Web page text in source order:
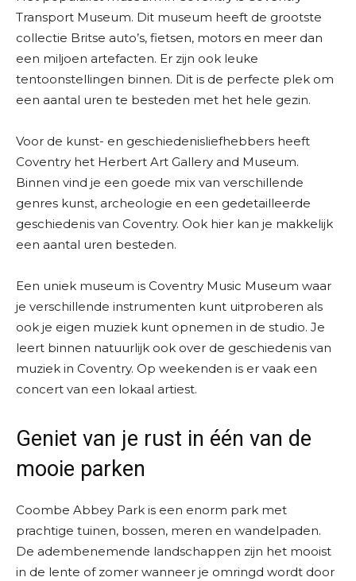
Transport Museum. Dit museum heeft de grootste
collectie Britse auto’s, fietsen, motors en meer dan
een miljoen artefacten. Er zijn ook leuke
tentoonstellingen binnen. Dit is de perfecte plek om
een aantal uren te besteden met het hele gezin.
Voor de kunst- en geschiedenisliefhebbers heeft
Coventry het Herbert Art Gallery and Museum.
Binnen vind je een goede mix van verschillende
genres kunst, archeologie en een gedetailleerde
geschiedenis van Coventry. Ook hier kan je makkelijk
een aantal uren besteden.
Een uniek museum is Coventry Music Museum waar
je verschillende instrumenten kunt uitproberen als
ook je eigen muziek kunt opnemen in de studio. Je
leert binnen natuurlijk ook over de geschiedenis van
muziek in Coventry. Op weekenden is er vaak een
concert van een lokaal artiest.
Geniet van je rust in één van de
mooie parken
Coombe Abbey Park is een enorm park met
prachtige tuinen, bossen, meren en wandelpaden.
De adembenemende landschappen zijn het mooist
in de lente of zomer wanneer je omringd wordt door